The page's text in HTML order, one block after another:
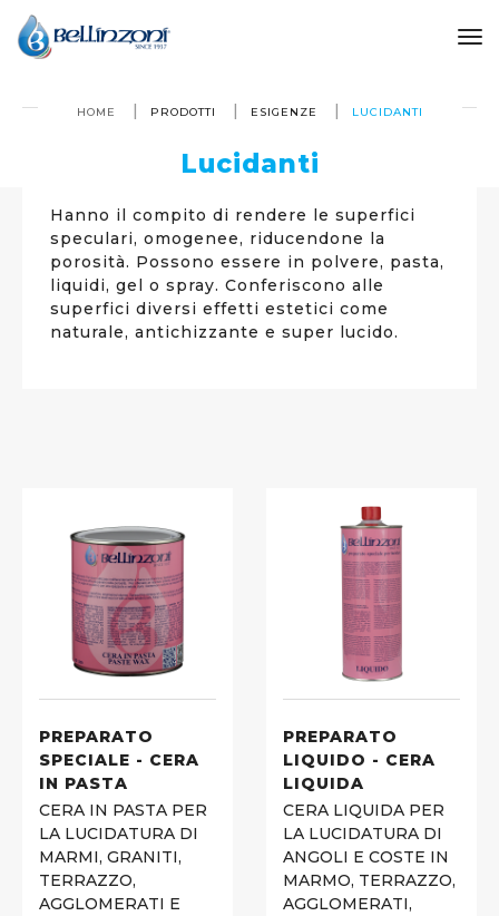
HOME PRODOTTI ESIGENZE LUCIDANTI
Lucidanti
Hanno il compito di rendere le superfici
speculari, omogenee, riducendone la
porosità. Possono essere in polvere, pasta,
liquidi, gel o spray. Conferiscono alle
superfici diversi effetti estetici come
naturale, antichizzante e super lucido.
PREPARATO
SPECIALE - CERA
IN PASTA
CERA IN PASTA PER
LA LUCIDATURA DI
MARMI, GRANITI,
TERRAZZO,
AGGLOMERATI E
PREPARATO
LIQUIDO - CERA
LIQUIDA
CERA LIQUIDA PER
LA LUCIDATURA DI
ANGOLI E COSTE IN
MARMO, TERRAZZO,
AGGLOMERATI,